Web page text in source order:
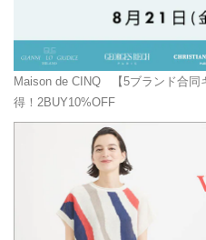
Maison de CINQ 【5ブランド合同
得！2BUY10%OFF